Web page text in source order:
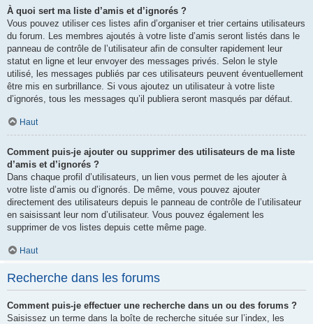
À quoi sert ma liste d’amis et d’ignorés ?
Vous pouvez utiliser ces listes afin d’organiser et trier certains utilisateurs
du forum. Les membres ajoutés à votre liste d’amis seront listés dans le
panneau de contrôle de l’utilisateur afin de consulter rapidement leur
statut en ligne et leur envoyer des messages privés. Selon le style
utilisé, les messages publiés par ces utilisateurs peuvent éventuellement
être mis en surbrillance. Si vous ajoutez un utilisateur à votre liste
d’ignorés, tous les messages qu’il publiera seront masqués par défaut.
Haut
Comment puis-je ajouter ou supprimer des utilisateurs de ma liste
d’amis et d’ignorés ?
Dans chaque profil d’utilisateurs, un lien vous permet de les ajouter à
votre liste d’amis ou d’ignorés. De même, vous pouvez ajouter
directement des utilisateurs depuis le panneau de contrôle de l’utilisateur
en saisissant leur nom d’utilisateur. Vous pouvez également les
supprimer de vos listes depuis cette même page.
Haut
Recherche dans les forums
Comment puis-je effectuer une recherche dans un ou des forums ?
Saisissez un terme dans la boîte de recherche située sur l’index, les